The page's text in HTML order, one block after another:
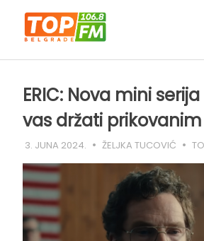
content
ERIC: Nova mini
vas držati
3. JUNA 2024. ŽELJKA TUCOVIĆ